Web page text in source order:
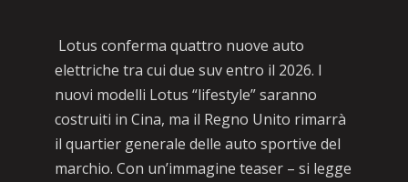
Lotus conferma quattro nuove auto
elettriche tra cui due suv entro il 2026. I
nuovi modelli Lotus “lifestyle” saranno
costruiti in Cina, ma il Regno Unito rimarrà
il quartier generale delle auto sportive del
marchio. Con un’immagine teaser – si legge